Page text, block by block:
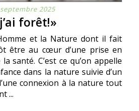
septembre 2025
forêt!»
et la Nature dont il fait
être au cœur d’une prise en
santé. C’est ce qu’on appelle
dans la nature suivie d’un
connexion à la nature tout
...